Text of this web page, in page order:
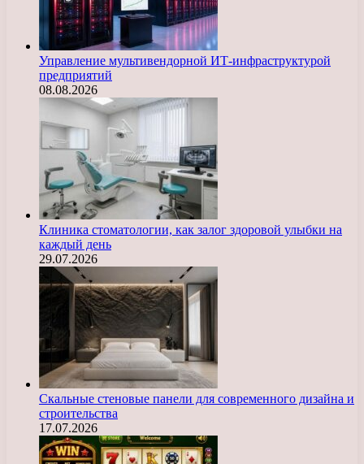
Управление мультивендорной ИТ-инфраструктурой
предприятий
08.08.2026
Клиника стоматологии, как залог здоровой улыбки на
каждый день
29.07.2026
Скальные стеновые панели для современного дизайна и
строительства
17.07.2026